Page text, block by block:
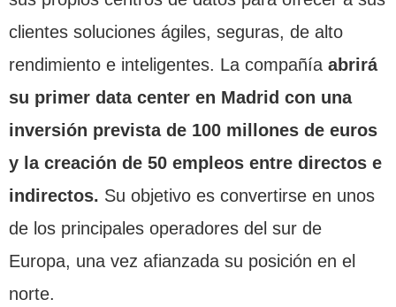
clientes soluciones ágiles, seguras, de alto
rendimiento e inteligentes. La compañía abrirá
su primer data center en Madrid con una
inversión prevista de 100 millones de euros
y la creación de 50 empleos entre directos e
indirectos. Su objetivo es convertirse en unos
de los principales operadores del sur de
Europa, una vez afianzada su posición en el
norte.